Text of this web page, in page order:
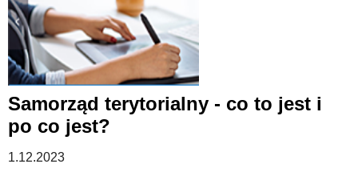
Samorząd terytorialny - co to jest i
po co jest?
1.12.2023